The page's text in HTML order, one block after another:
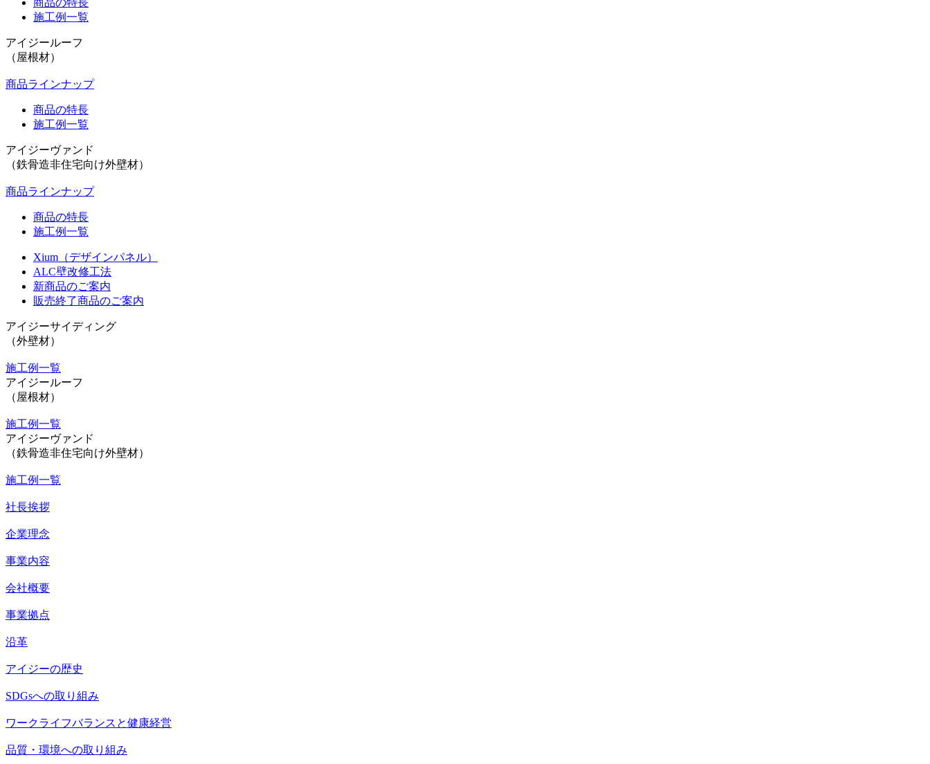
施工例一覧
アイジールーフ
（屋根材）
商品ラインナップ
商品の特長
施工例一覧
アイジーヴァンド
（鉄骨造非住宅向け外壁材）
商品ラインナップ
商品の特長
施工例一覧
Xium（デザインパネル）
ALC壁改修工法
新商品のご案内
販売終了商品のご案内
アイジーサイディング
（外壁材）
施工例一覧
アイジールーフ
（屋根材）
施工例一覧
アイジーヴァンド
（鉄骨造非住宅向け外壁材）
施工例一覧
社長挨拶
企業理念
事業内容
会社概要
事業拠点
沿革
アイジーの歴史
SDGsへの取り組み
ワークライフバランスと健康経営
品質・環境への取り組み